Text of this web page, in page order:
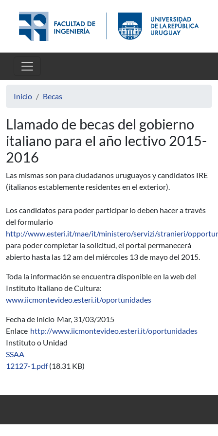
Inicio Becas
Llamado de becas del gobierno
italiano para el año lectivo 2015-
2016
Las mismas son para ciudadanos uruguayos y candidatos IRE
(italianos establemente residentes en el exterior).
Los candidatos para poder participar lo deben hacer a través
del formulario
http://www.esteri.it/mae/it/ministero/servizi/stranieri/
para poder completar la solicitud, el portal permanecerá
abierto hasta las 12 am del miércoles 13 de mayo del 2015.
Toda la información se encuentra disponible en la web del
Instituto Italiano de Cultura:
www.iicmontevideo.esteri.it/oportunidades
Fecha de inicio Mar, 31/03/2015
Enlace http://www.iicmontevideo.esteri.it/oportunidades
Instituto o Unidad
SSAA
12127-1.pdf (18.31 KB)